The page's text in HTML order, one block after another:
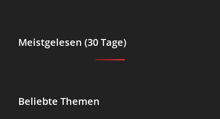
Meistgelesen (30 Tage)
Beliebte Themen